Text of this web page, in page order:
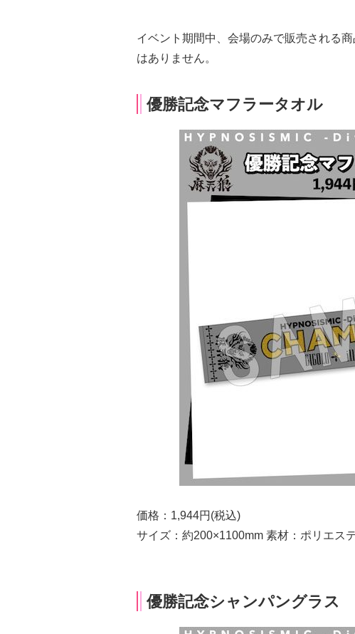
イベント期間中、会場のみで販売される
はありません。
優勝記念マフラータオル
価格：1,944円(税込)
サイズ：約200×1100mm 素材：ポリエス
優勝記念シャンパングラス